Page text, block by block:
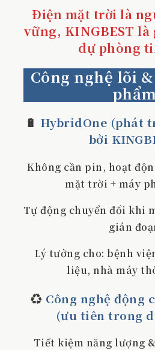
Điện mặt trời là
vững, KINGBEST
dự phòng
Công nghệ lõi
phẩm
🔋 HybridOne (phát
bởi
Không cần pin, hoạt
mặt trời + máy
Tự động chuyển đổi khi
gián
Lý tưởng cho: bệnh
liệu, nhà máy
♻️ Công nghệ động
(ưu tiên trong
Tiết kiệm năng lượng